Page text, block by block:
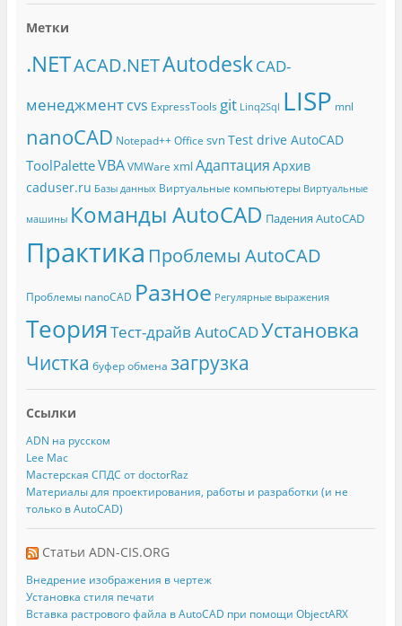
Метки
.NETACAD.NETAutodeskCAD-
менеджмент cvs ExpressTools git Linq2Sql LISP mnl
nanoCAD Notepad++ Office svn Test drive AutoCAD
ToolPaletteVBA VMWare xmlАдаптация Архив
caduser.ru Базы данных Виртуальные компьютеры Виртуальные
машины Команды AutoCAD Падения AutoCAD
Практика Проблемы AutoCAD
Проблемы nanoCAD Разное Регулярные выражения
ТеорияТест-драйв AutoCADУстановка
Чистка буфер обмена загрузка
Ссылки
ADN на русском
Lee Mac
Мастерская СПДС от doctorRaz
Материалы для проектирования, работы и разработки (и не
только в AutoCAD)
Статьи ADN-CIS.ORG
Внедрение изображения в чертеж
Установка стиля печати
Вставка растрового файла в AutoCAD при помощи ObjectARX